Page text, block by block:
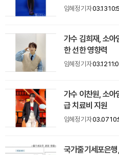
임혜정 기자03.13
가수 김희재, 소아
한 선한 영향력
임혜정 기자03.12
가수 이찬원, 소아
급 치료비 지원
임혜정 기자03.07
국가줄기세포은